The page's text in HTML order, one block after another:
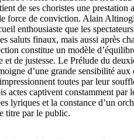
de ses choristes une prestation
force de conviction. Alain
enthousiaste que les
saluts finaux, mais aussi après
constitue un modèle
et de justesse. Le Prélude du
d’une grande sensibilité aux
toutes par leur
actes captivent constamment par
lyriques et la constance d’un
titre par le public.